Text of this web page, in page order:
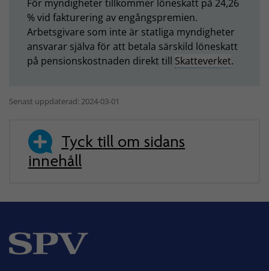
För myndigheter tillkommer löneskatt på 24,26
% vid fakturering av engångspremien.
Arbetsgivare som inte är statliga myndigheter
ansvarar själva för att betala särskild löneskatt
på pensionskostnaden direkt till Skatteverket.
Senast uppdaterad: 2024-03-01
Tyck till om sidans
innehåll